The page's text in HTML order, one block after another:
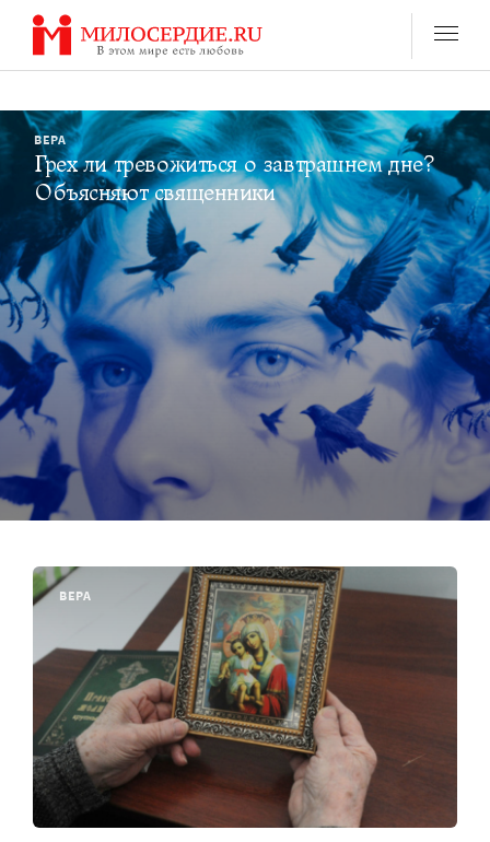
Перейти
содержанию
ВЕРА
Грех ли тревожиться о завтрашнем дне?
Объясняют священники
ВЕРА